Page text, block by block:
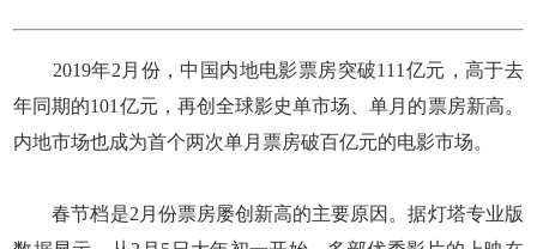
2019年2月份，中国内地电影票房突破111亿元，高于去
年同期的101亿元，再创全球影史单市场、单月的票房新高。
内地市场也成为首个两次单月票房破百亿元的电影市场。
春节档是2月份票房屡创新高的主要原因。据灯塔专业版